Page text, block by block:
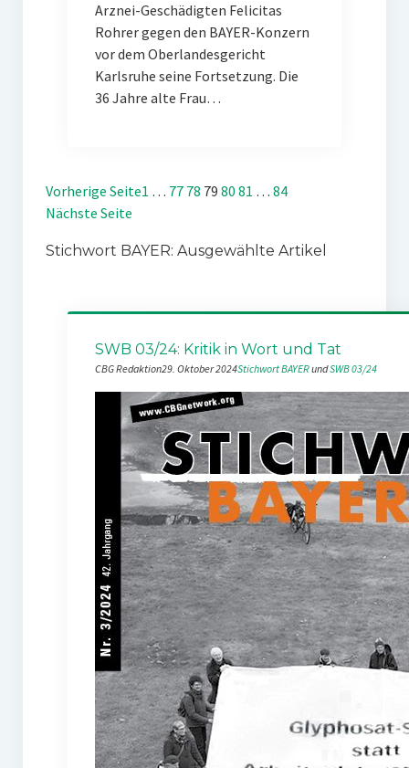
Arznei-Geschädigten Felicitas
Rohrer gegen den BAYER-Konzern
vor dem Oberlandesgericht
Karlsruhe seine Fortsetzung. Die
36 Jahre alte Frau…
Vorherige Seite1 … 77 78 79 80 81 … 84
Nächste Seite
Stichwort BAYER: Ausgewählte Artikel
SWB 03/24: Kritik in Wort und Tat
CBG Redaktion29. Oktober 2024Stichwort BAYER und SWB 03/24